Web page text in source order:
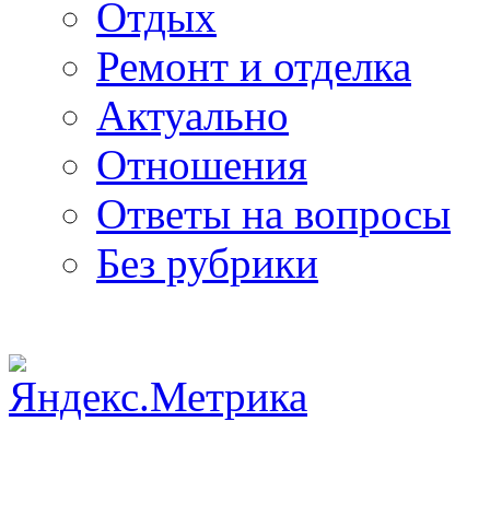
Отдых
Ремонт и отделка
Актуально
Отношения
Ответы на вопросы
Без рубрики